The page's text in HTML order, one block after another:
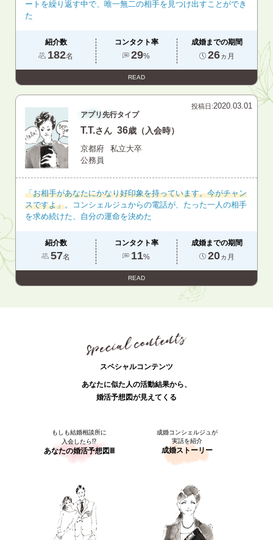
ートを繰り返す中で、唯一無二の相手を見つけ出すことができ
た
紹介数
182名
コンタクト率
29%
成婚までの期間
26ヵ月
READ
投稿日:2020.03.01
アプリ先行タイプ
T.T.さん 36歳（入会時）
京都府
私立大卒
公務員
「お相手があなたにかなり好印象を持っています。今がチャン
スですよ」。コンシェルジュからの電話が、たった一人の相手
を求め続けた、自分の運命を決めた
紹介数
57名
コンタクト率
11%
成婚までの期間
20ヵ月
READ
スペシャルコンテンツ
あなたに似た人の活動結果から、
婚活予想図が見えてくる
もしも結婚相談所に
入会したら⁉
あなたの婚活予想図Ⅲ
成婚コンシェルジュが
実話を紹介
成婚ストーリー